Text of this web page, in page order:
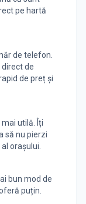
pe hartă
de telefon.
de
de preț și
utilă. Îți
să nu pierzi
orașului.
bun mod de
puțin.